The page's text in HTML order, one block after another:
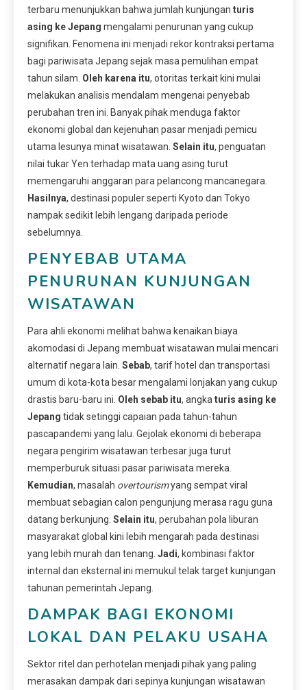
terbaru menunjukkan bahwa jumlah kunjungan turis
asing ke Jepang mengalami penurunan yang cukup
signifikan. Fenomena ini menjadi rekor kontraksi pertama
bagi pariwisata Jepang sejak masa pemulihan empat
tahun silam. Oleh karena itu, otoritas terkait kini mulai
melakukan analisis mendalam mengenai penyebab
perubahan tren ini. Banyak pihak menduga faktor
ekonomi global dan kejenuhan pasar menjadi pemicu
utama lesunya minat wisatawan. Selain itu, penguatan
nilai tukar Yen terhadap mata uang asing turut
memengaruhi anggaran para pelancong mancanegara.
Hasilnya, destinasi populer seperti Kyoto dan Tokyo
nampak sedikit lebih lengang daripada periode
sebelumnya.
PENYEBAB UTAMA
PENURUNAN KUNJUNGAN
WISATAWAN
Para ahli ekonomi melihat bahwa kenaikan biaya
akomodasi di Jepang membuat wisatawan mulai mencari
alternatif negara lain. Sebab, tarif hotel dan transportasi
umum di kota-kota besar mengalami lonjakan yang cukup
drastis baru-baru ini. Oleh sebab itu, angka turis asing ke
Jepang tidak setinggi capaian pada tahun-tahun
pascapandemi yang lalu. Gejolak ekonomi di beberapa
negara pengirim wisatawan terbesar juga turut
memperburuk situasi pasar pariwisata mereka.
Kemudian, masalah overtourismyang sempat viral
membuat sebagian calon pengunjung merasa ragu guna
datang berkunjung. Selain itu, perubahan pola liburan
masyarakat global kini lebih mengarah pada destinasi
yang lebih murah dan tenang. Jadi, kombinasi faktor
internal dan eksternal ini memukul telak target kunjungan
tahunan pemerintah Jepang.
DAMPAK BAGI EKONOMI
LOKAL DAN PELAKU USAHA
Sektor ritel dan perhotelan menjadi pihak yang paling
merasakan dampak dari sepinya kunjungan wisatawan